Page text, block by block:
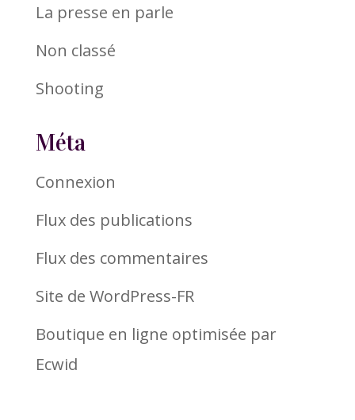
La presse en parle
Non classé
Shooting
Méta
Connexion
Flux des publications
Flux des commentaires
Site de WordPress-FR
Boutique en ligne optimisée par
Ecwid